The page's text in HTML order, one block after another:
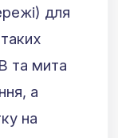
для
та мита
а
на